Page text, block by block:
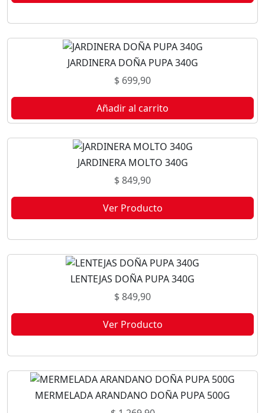
JARDINERA DOÑA PUPA 340G
$ 699,90
Añadir al carrito
JARDINERA MOLTO 340G
$849,90
Ver Producto
LENTEJAS DOÑA PUPA 340G
$849,90
Ver Producto
MERMELADA ARANDANO DOÑA PUPA 500G